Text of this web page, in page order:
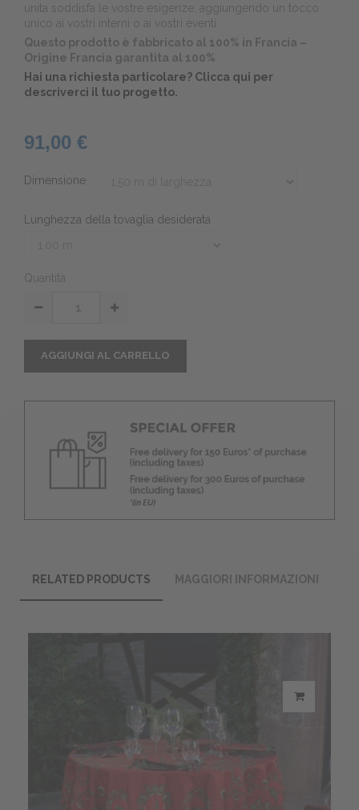
unita soddisfa le vostre esigenze, aggiungendo un tocco
unico ai vostri interni o ai vostri eventi.
Questo prodotto è fabbricato al 100% in Francia –
Origine Francia garantita al 100%
Hai una richiesta particolare? Clicca qui per
descriverci il tuo progetto.
91,00 €
Dimensione
Lunghezza della tovaglia desiderata
Quantità
AGGIUNGI AL CARRELLO
RELATED PRODUCTS MAGGIORI INFORMAZIONI